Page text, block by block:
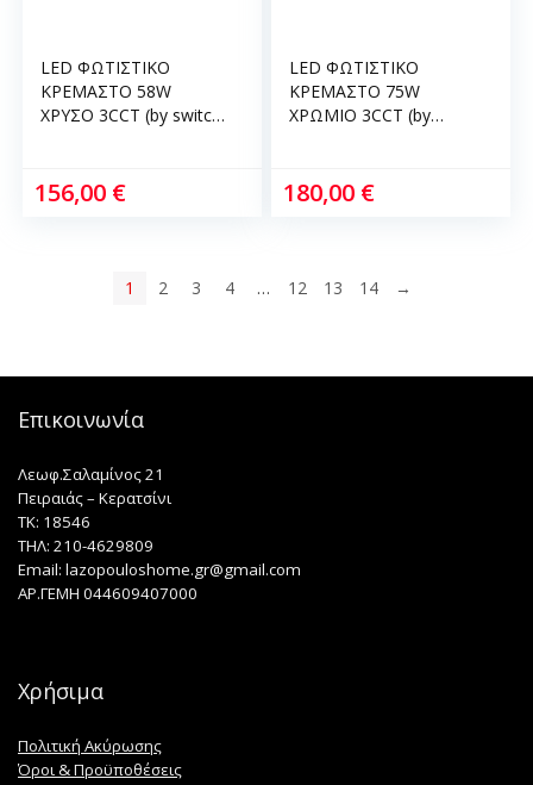
LED ΦΩΤΙΣΤΙΚΟ
ΚΡΕΜΑΣΤΟ 58W
ΧΡΥΣΟ 3CCT (by switch
GOLDEN
156,00 €
LED ΦΩΤΙΣΤΙΚΟ
ΚΡΕΜΑΣΤΟ 75W
ΧΡΩΜΙΟ 3CCT (by
CHROME
180,00 €
1 2 3 4 … 12 13 14 →
Επικοινωνία
Λεωφ.Σαλαμίνος 21
Πειραιάς – Κερατσίνι
TK: 18546
ΤΗΛ: 210-4629809
Email: lazopouloshome.gr@gmail.com
ΑΡ.ΓΕΜΗ 044609407000
Χρήσιμα
Πολιτική Ακύρωσης
Όροι & Προϋποθέσεις